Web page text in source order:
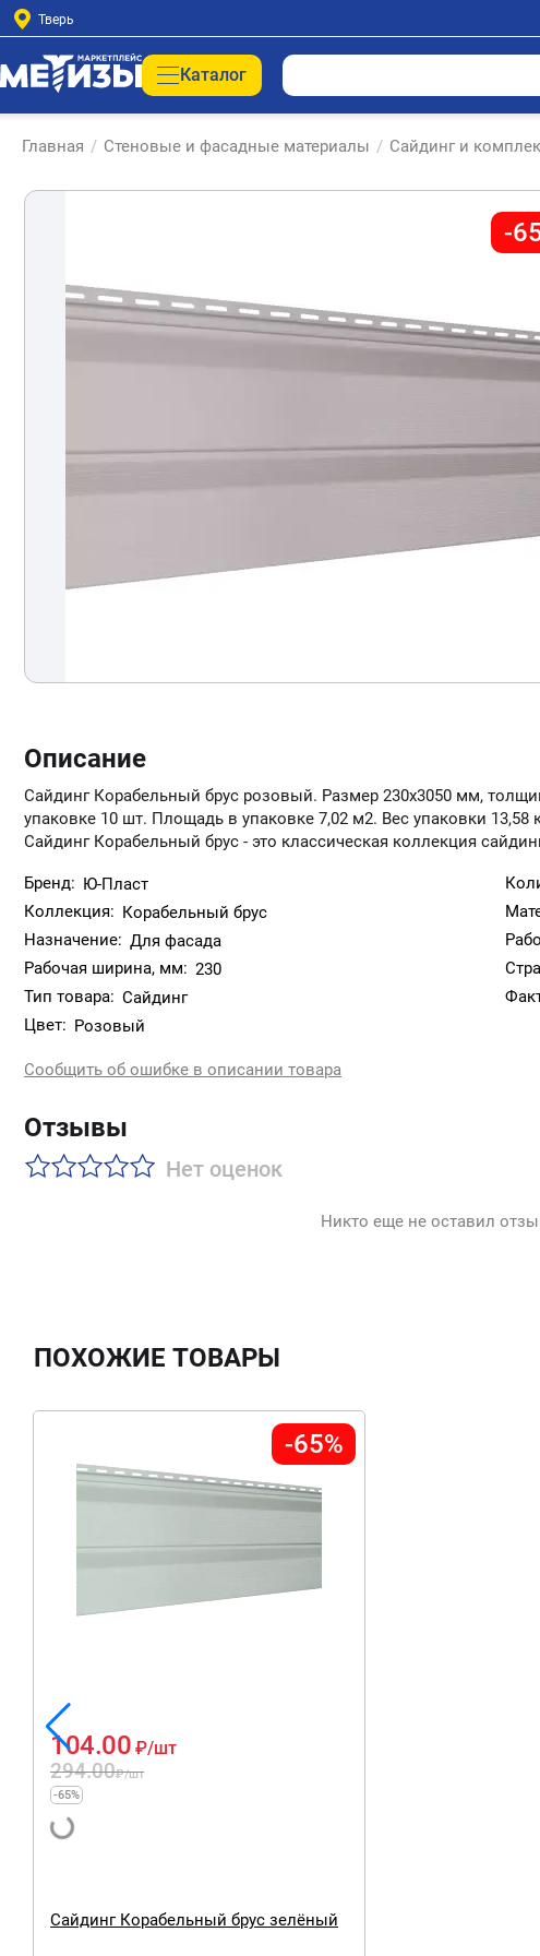
Тверь
Каталог
Главная / Стеновые и фасадные материалы / Сайдинг и
-
Описание
Сайдинг Корабельный брус розовый. Размер 230х3050 мм,
упаковке 10 шт. Площадь в упаковке 7,02 м2. Вес упаковки 13,58
Сайдинг Корабельный брус - это классическая коллекция
Бренд: Ю-Пласт
Коллекция: Корабельный брус
Назначение: Для фасада
Рабочая ширина, мм: 230
Тип товара: Сайдинг
Цвет: Розовый
Сообщить об ошибке в описании товара
Отзывы
Нет оценок
Никто еще не оставил
ПОХОЖИЕ ТОВАРЫ
-65%
294.00₽/шт
104.00 ₽/шт
-65%
Сайдинг Корабельный брус зелёный